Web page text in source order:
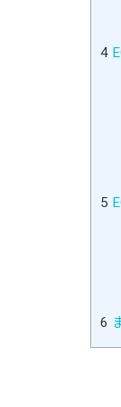
4
5
6